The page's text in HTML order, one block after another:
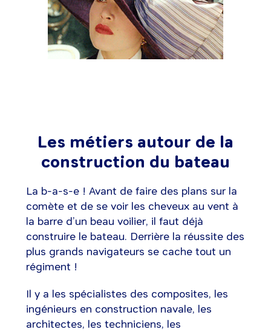
Les métiers autour de la
construction du bateau
La b-a-s-e ! Avant de faire des plans sur la
comète et de se voir les cheveux au vent à
la barre d’un beau voilier, il faut déjà
construire le bateau. Derrière la réussite des
plus grands navigateurs se cache tout un
régiment !
Il y a les spécialistes des composites, les
ingénieurs en construction navale, les
architectes, les techniciens, les